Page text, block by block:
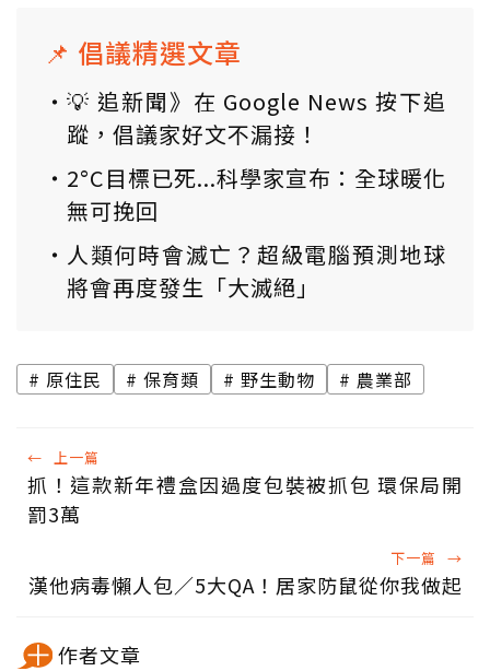
📌 倡議精選文章
💡 追新聞》在 Google News 按下追
蹤，倡議家好文不漏接！
2°C目標已死...科學家宣布：全球暖化
無可挽回
人類何時會滅亡？超級電腦預測地球
將會再度發生「大滅絕」
原住民 保育類 野生動物 農業部
← 上一篇
抓！這款新年禮盒因過度包裝被抓包 環保局開
罰3萬
下一篇 →
漢他病毒懶人包／5大QA！居家防鼠從你我做起
作者文章